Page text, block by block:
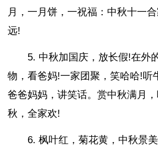
月，一月饼，一祝福：中秋十一
远!
5. 中秋加国庆，放长假!在外
物，看爸妈!一家团聚，笑哈哈!听
爸爸妈妈，讲笑话。赏中秋满月
秋，全家欢!
6. 枫叶红，菊花黄，中秋景